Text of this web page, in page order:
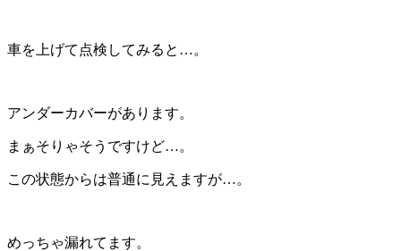
車を上げて点検してみると…。
アンダーカバーがあります。
まぁそりゃそうですけど…。
この状態からは普通に見えますが…。
めっちゃ漏れてます。